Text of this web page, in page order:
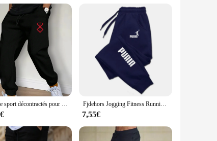
are crafted from a premium cotton blend, ensuring
hitting the gym, lounging at home, or running
intense workouts or warm days. The elastic
design and stylish appearance make these joggers
Viser de sport décontractés pour hommes, Joggers d'entraînement, Joggers de course, Gym Fitness, FJStreetwear à la mode, Proximité Fjdehors Jogging Fitness Running viser College pour hommes, Vêtements pour hommes, Streetwear, FjHarajuku, Automne, Hiver, Nouveau
7,55€